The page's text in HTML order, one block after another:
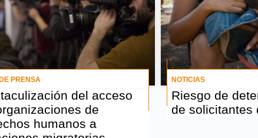
LA
PRENSA
del acceso
de
humanos a
NOTICIAS
Riesgo de
de solicitantes